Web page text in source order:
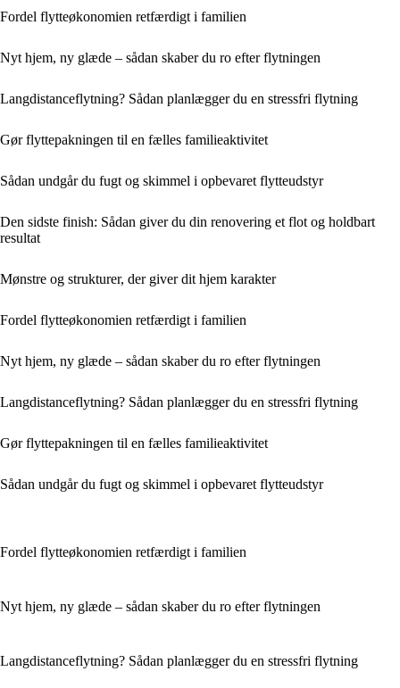
Fordel flytteøkonomien retfærdigt i familien
Nyt hjem, ny glæde – sådan skaber du ro efter flytningen
Langdistanceflytning? Sådan planlægger du en stressfri flytning
Gør flyttepakningen til en fælles familieaktivitet
Sådan undgår du fugt og skimmel i opbevaret flytteudstyr
Den sidste finish: Sådan giver du din renovering et flot og holdbart
resultat
Mønstre og strukturer, der giver dit hjem karakter
Fordel flytteøkonomien retfærdigt i familien
Nyt hjem, ny glæde – sådan skaber du ro efter flytningen
Langdistanceflytning? Sådan planlægger du en stressfri flytning
Gør flyttepakningen til en fælles familieaktivitet
Sådan undgår du fugt og skimmel i opbevaret flytteudstyr
Fordel flytteøkonomien retfærdigt i familien
Nyt hjem, ny glæde – sådan skaber du ro efter flytningen
Langdistanceflytning? Sådan planlægger du en stressfri flytning